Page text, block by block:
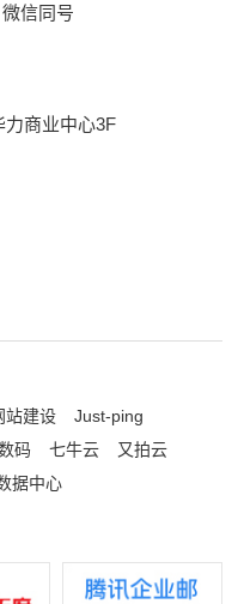
信同号
力商业中心3F
站建设
Just-ping
码 七牛云
又拍云
据中心